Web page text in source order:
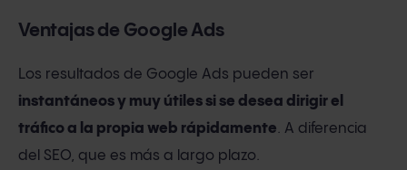
Ventajas de Google Ads
Los resultados de Google Ads pueden ser
instantáneos y muy útiles si se desea dirigir el
tráfico a la propia web rápidamente. A diferencia
del SEO, que es más a largo plazo.